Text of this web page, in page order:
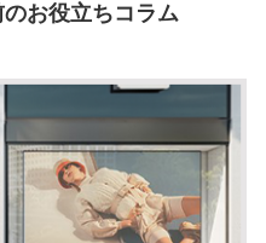
お役立ちコラム